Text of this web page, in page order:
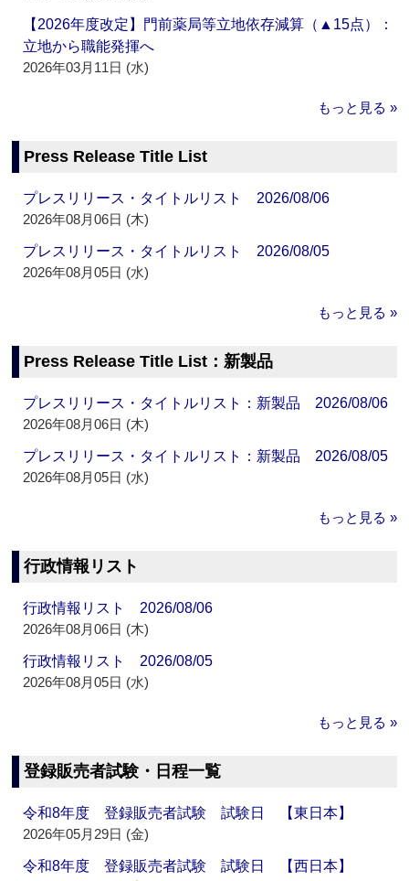
【2026年度改定】門前薬局等立地依存減算（▲15点）：
立地から職能発揮へ
2026年03月11日 (水)
もっと見る »
Press Release Title List
プレスリリース・タイトルリスト 2026/08/06
2026年08月06日 (木)
プレスリリース・タイトルリスト 2026/08/05
2026年08月05日 (水)
もっと見る »
Press Release Title List：新製品
プレスリリース・タイトルリスト：新製品 2026/08/06
2026年08月06日 (木)
プレスリリース・タイトルリスト：新製品 2026/08/05
2026年08月05日 (水)
もっと見る »
行政情報リスト
行政情報リスト 2026/08/06
2026年08月06日 (木)
行政情報リスト 2026/08/05
2026年08月05日 (水)
もっと見る »
登録販売者試験・日程一覧
令和8年度 登録販売者試験 試験日 【東日本】
2026年05月29日 (金)
令和8年度 登録販売者試験 試験日 【西日本】